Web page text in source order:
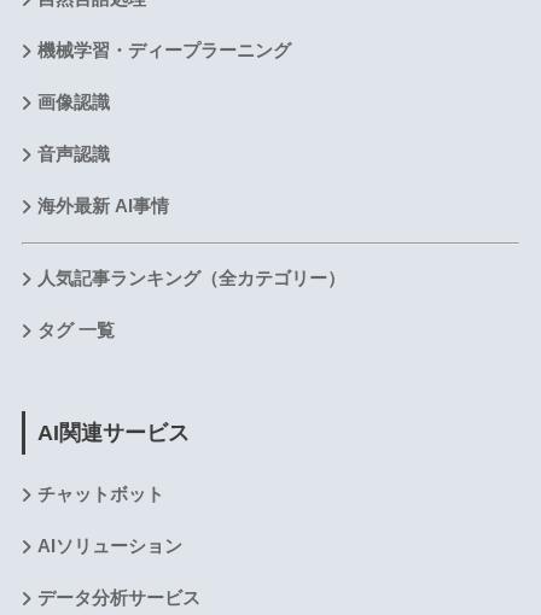
機械学習・ディープラーニング
画像認識
音声認識
海外最新 AI事情
人気記事ランキング（全カテゴリー）
タグ 一覧
AI関連サービス
チャットボット
AIソリューション
データ分析サービス